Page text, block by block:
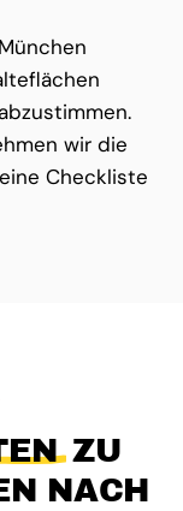
wir die
Checkliste
ZU
NACH